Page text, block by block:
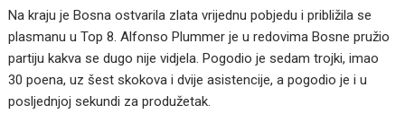
Na kraju je Bosna ostvarila zlata vrijednu pobjedu i približila se
plasmanu u Top 8. Alfonso Plummer je u redovima Bosne pružio
partiju kakva se dugo nije vidjela. Pogodio je sedam trojki, imao
30 poena, uz šest skokova i dvije asistencije, a pogodio je i u
posljednjoj sekundi za produžetak.